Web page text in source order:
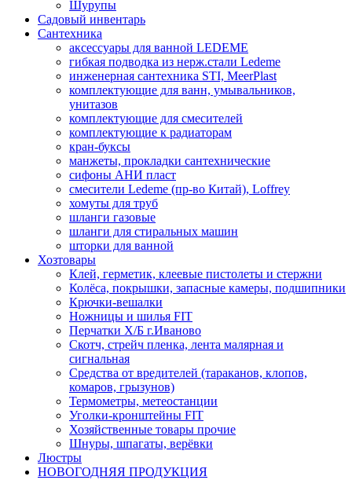
Шурупы
Садовый инвентарь
Сантехника
аксессуары для ванной LEDEME
гибкая подводка из нерж.стали Ledeme
инженерная сантехника STI, MeerPlast
комплектующие для ванн, умывальников,
унитазов
комплектующие для смесителей
комплектующие к радиаторам
кран-буксы
манжеты, прокладки сантехнические
сифоны АНИ пласт
смесители Ledeme (пр-во Китай), Loffrey
хомуты для труб
шланги газовые
шланги для стиральных машин
шторки для ванной
Хозтовары
Клей, герметик, клеевые пистолеты и стержни
Колёса, покрышки, запасные камеры, подшипники
Крючки-вешалки
Ножницы и шилья FIT
Перчатки Х/Б г.Иваново
Скотч, стрейч пленка, лента малярная и
сигнальная
Средства от вредителей (тараканов, клопов,
комаров, грызунов)
Термометры, метеостанции
Уголки-кронштейны FIT
Хозяйственные товары прочие
Шнуры, шпагаты, верёвки
Люстры
НОВОГОДНЯЯ ПРОДУКЦИЯ